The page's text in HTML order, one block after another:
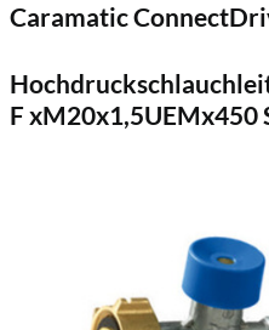
Caramatic
F xM20x1,5UEMx450